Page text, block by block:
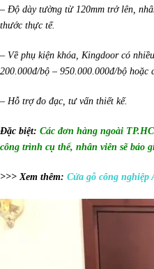
– Độ dày tường từ 120mm trở lên,
thước thực tế.
– Về phụ kiện khóa, Kingdoor có
200.000đ/bộ – 950.000.000đ/bộ hoặc
– Hỗ trợ đo đạc, tư vấn thiết kế.
Đặc biệt: Các đơn hàng ngoài
công trình cụ thể, nhân viên sẽ báo
>>> Xem thêm: Cửa gỗ công nghiệp